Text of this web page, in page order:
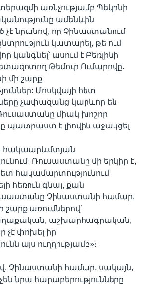
առնչությամբ Պեկինի
ամենևին
նրանով, որ Չինաստանում
կատարել, թե ում
կանգնել՝ ասում է Բեռլինի
Թեմուր Ումարովը․
մի շարք
Մոսկվայի հետ
չափազանց կարևոր են
միակ խոշոր
պատրաստ է լիովին աջակցել
հակաարևմտյան
Ռուսաստանը մի երկիր է,
հակամարտությունում
հեռուն գնալ, քան
Չինաստանի համար,
շարք առումներով՝
աշխարհագրական,
չէ փոխել իր
այս ուղղությամբ»։
Չինաստանի համար, սակայն,
նրա հարաբերությունները